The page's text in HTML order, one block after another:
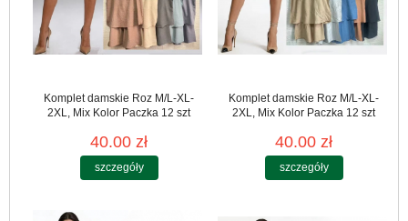
Komplet damskie Roz M/L-XL-
2XL, Mix Kolor Paczka 12 szt
40.00 zł
szczegóły
Komplet damskie Roz M/L-XL-
2XL, Mix Kolor Paczka 12 szt
40.00 zł
szczegóły